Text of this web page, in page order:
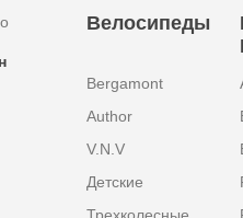
Велосипеды
Bergamont
Author
V.N.V
Детские